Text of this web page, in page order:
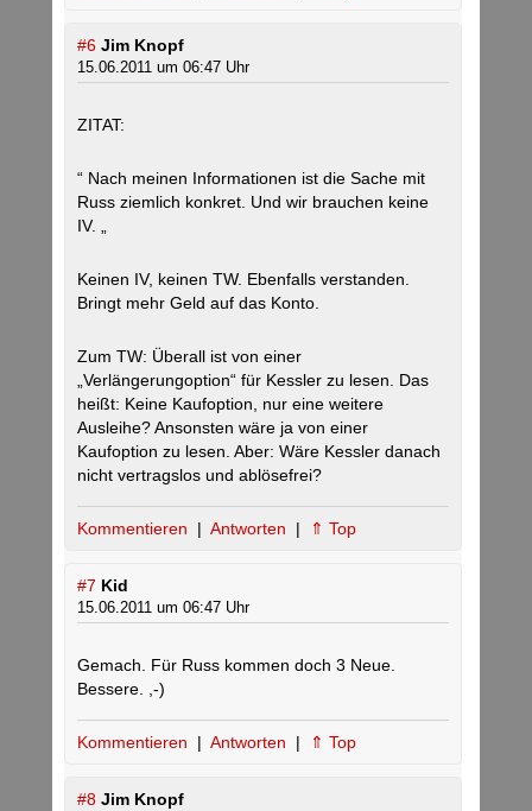
#6 Jim Knopf
15.06.2011 um 06:47 Uhr
ZITAT:
“ Nach meinen Informationen ist die Sache mit
Russ ziemlich konkret. Und wir brauchen keine
IV. „
Keinen IV, keinen TW. Ebenfalls verstanden.
Bringt mehr Geld auf das Konto.
Zum TW: Überall ist von einer
„Verlängerungoption“ für Kessler zu lesen. Das
heißt: Keine Kaufoption, nur eine weitere
Ausleihe? Ansonsten wäre ja von einer
Kaufoption zu lesen. Aber: Wäre Kessler danach
nicht vertragslos und ablösefrei?
Kommentieren | Antworten | ⇑ Top
#7 Kid
15.06.2011 um 06:47 Uhr
Gemach. Für Russ kommen doch 3 Neue.
Bessere. ,-)
Kommentieren | Antworten | ⇑ Top
#8 Jim Knopf